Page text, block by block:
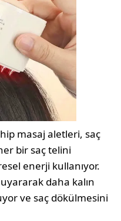
masaj aletleri, saç
bir saç telini
enerji kullanıyor.
uyararak daha kalın
ve saç dökülmesini